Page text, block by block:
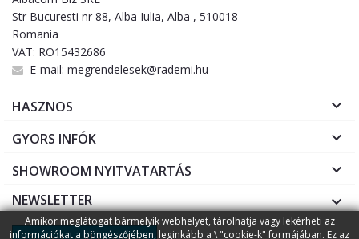
Str Bucuresti nr 88, Alba Iulia, Alba , 510018
Romania
VAT: RO15432686
E-mail: megrendelesek@rademi.hu
HASZNOS 
GYORS INFÓK 
SHOWROOM NYITVATARTÁS 
NEWSLETTER 
Amikor meglátogat bármelyik webhelyet, tárolhatja vagy lekérheti az
információkat a böngészőjében, leginkább a \ "cookie-k" formájában. Ez az